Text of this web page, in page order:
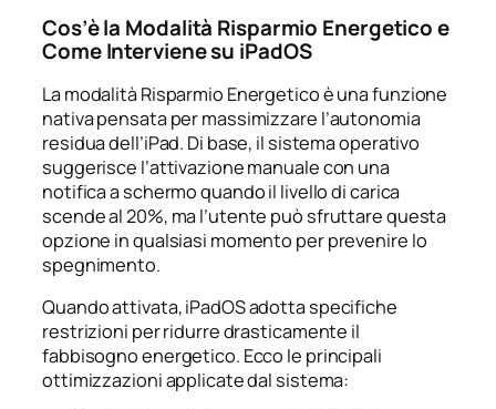
Cos’è la Modalità Risparmio Energetico e
Come Interviene su iPadOS
La modalità Risparmio Energetico è una funzione
nativa pensata per massimizzare l’autonomia
residua dell’iPad. Di base, il sistema operativo
suggerisce l’attivazione manuale con una
notifica a schermo quando il livello di carica
scende al 20%, ma l’utente può sfruttare questa
opzione in qualsiasi momento per prevenire lo
spegnimento.
Quando attivata, iPadOS adotta specifiche
restrizioni per ridurre drasticamente il
fabbisogno energetico. Ecco le principali
ottimizzazioni applicate dal sistema: